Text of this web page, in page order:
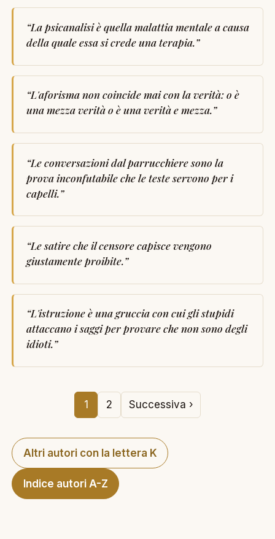
“La psicanalisi è quella malattia mentale a causa
della quale essa si crede una terapia.”
“L'aforisma non coincide mai con la verità: o è
una mezza verità o è una verità e mezza.”
“Le conversazioni dal parrucchiere sono la
prova inconfutabile che le teste servono per i
capelli.”
“Le satire che il censore capisce vengono
giustamente proibite.”
“L'istruzione è una gruccia con cui gli stupidi
attaccano i saggi per provare che non sono degli
idioti.”
1 2 Successiva ›
Altri autori con la lettera K
Indice autori A-Z